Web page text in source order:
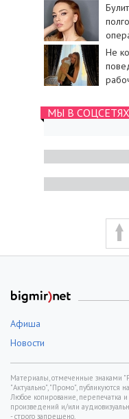
Не
МЫ В СОЦСЕТЯХ
Афиша
Новости
Материалы, отмеченные знаками
"Актуально", "Промо", публикуются
Любое копирование, перепечатка
произведений и/или
- строго запрещено.